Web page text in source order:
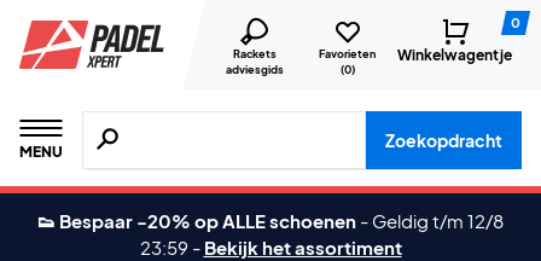
Rackets
adviesgids
Favorieten
(0)
0
Winkelwagentje
MENU
Zoeken naar producten, merken etc.
Zoekopdracht
👟 Bespaar -20% op ALLE schoenen - Geldig t/m 12/8
23:59 - Bekijk het assortiment